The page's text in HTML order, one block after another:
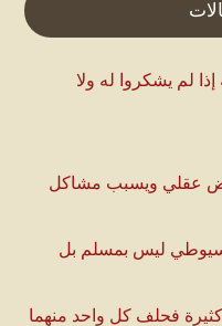
لم يشكروا له ولا
عقلي ويسبب مشاكل
ليس بمسلم بل
فحلف كل واحد منهما